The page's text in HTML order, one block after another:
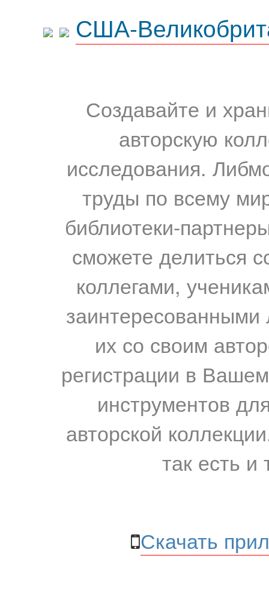
США-
Создавайте и
авторскую
исследования.
труды по всему
библиотеки-
сможете делиться
коллегами,
их со своим
регистрации в
инструментов
авторской
так есть и
Скачать